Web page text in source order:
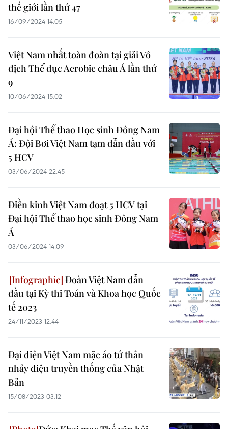
thế giới lần thứ 47
16/09/2024 14:05
Việt Nam nhất toàn đoàn tại giải Vô
địch Thể dục Aerobic châu Á lần thứ
9
10/06/2024 15:02
Đại hội Thể thao Học sinh Đông Nam
Á: Đội Bơi Việt Nam tạm dẫn đầu với
5 HCV
03/06/2024 22:45
Điền kinh Việt Nam đoạt 5 HCV tại
Đại hội Thể thao học sinh Đông Nam
Á
03/06/2024 14:09
Đoàn Việt Nam dẫn
đầu tại Kỳ thi Toán và Khoa học Quốc
tế 2023
24/11/2023 12:44
Đại diện Việt Nam mặc áo tứ thân
nhảy điệu truyền thống của Nhật
Bản
15/08/2023 03:12